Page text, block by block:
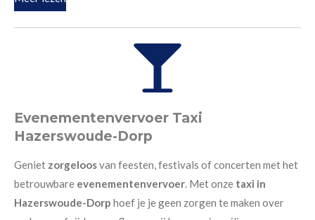
Evenementenvervoer Taxi
Hazerswoude-Dorp
Geniet zorgeloosvan feesten, festivals of concerten met het
betrouwbare evenementenvervoer. Met onze taxi in
Hazerswoude-Dorp hoef je je geen zorgen te maken over